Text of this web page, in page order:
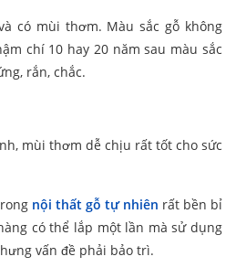
có mùi thơm. Màu sắc gỗ không
chí 10 hay 20 năm sau màu sắc
rắn, chắc.
mùi thơm dễ chịu rất tốt cho sức
nội thất gỗ tự nhiên rất bền bỉ
có thể lắp một lần mà sử dụng
vấn đề phải bảo trì.